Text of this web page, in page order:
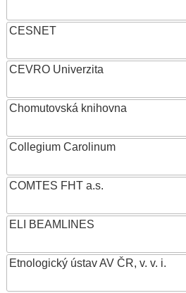
CESNET
CEVRO Univerzita
Chomutovská knihovna
Collegium Carolinum
COMTES FHT a.s.
ELI BEAMLINES
Etnologický ústav AV ČR, v. v. i.